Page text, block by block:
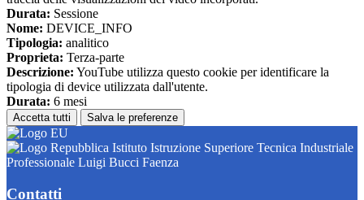
Durata: Sessione
Nome: DEVICE_INFO
Tipologia: analitico
Proprieta: Terza-parte
Descrizione: YouTube utilizza questo cookie per identificare la
tipologia di device utilizzata dall'utente.
Durata: 6 mesi
Accetta tutti Salva le preferenze
Istituto Istruzione Superiore Tecnica Industriale
Professionale Luigi Bucci Faenza
Contatti